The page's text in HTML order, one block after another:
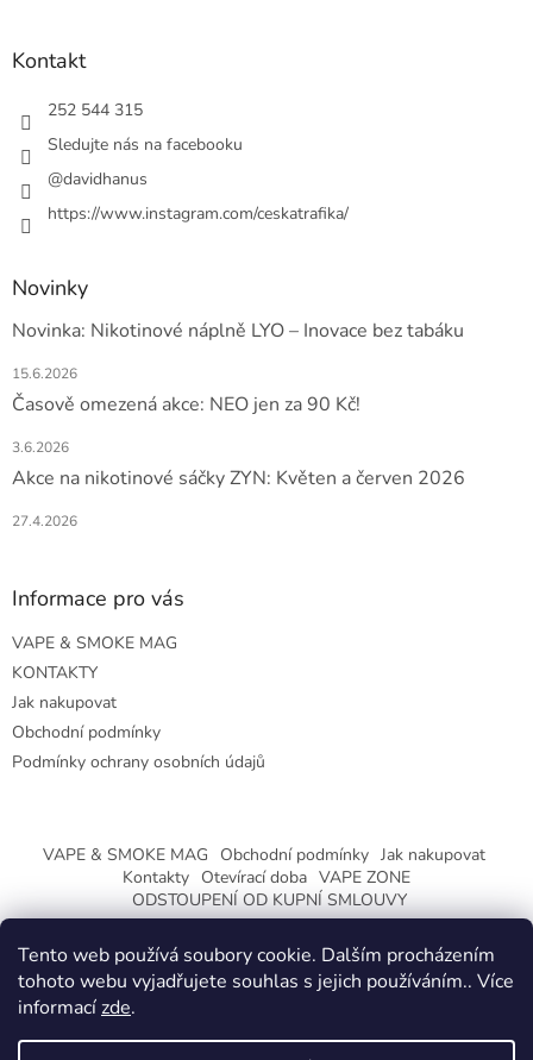
Tento web používá soubory cookie. Dalším procházením
tohoto webu vyjadřujete souhlas s jejich používáním.. Více
informacízde.
Kontakt
252 544 315
Sledujte nás na facebooku
@davidhanus
https://www.instagram.com/ceskatrafika/
Novinky
Novinka: Nikotinové náplně LYO – Inovace bez tabáku
15.6.2026
Časově omezená akce: NEO jen za 90 Kč!
3.6.2026
Akce na nikotinové sáčky ZYN: Květen a červen 2026
27.4.2026
Informace pro vás
VAPE & SMOKE MAG
KONTAKTY
Jak nakupovat
Obchodní podmínky
Podmínky ochrany osobních údajů
VAPE & SMOKE MAG Obchodní podmínky Jak nakupovat
Kontakty Otevírací doba VAPE ZONE
ODSTOUPENÍ OD KUPNÍ SMLOUVY